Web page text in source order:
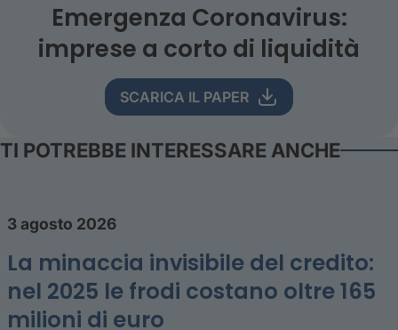
Emergenza Coronavirus:
imprese a corto di liquidità
SCARICA IL PAPER
TI POTREBBE INTERESSARE ANCHE
3 agosto 2026
La minaccia invisibile del credito:
nel 2025 le frodi costano oltre 165
milioni di euro